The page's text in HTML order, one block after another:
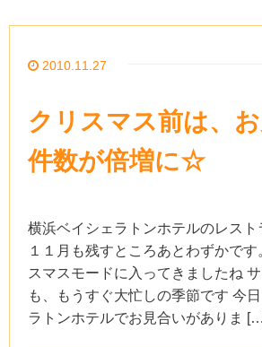
2010.11.27
クリスマス前は、
件数が倍増に☆
横浜ベイシェラトンホテルのレスト
１１月も残すところあとわずかです
スマスモードに入ってきましたね
も、もうすぐ大忙しの季節です 今
ラトンホテルでお見合いがありま